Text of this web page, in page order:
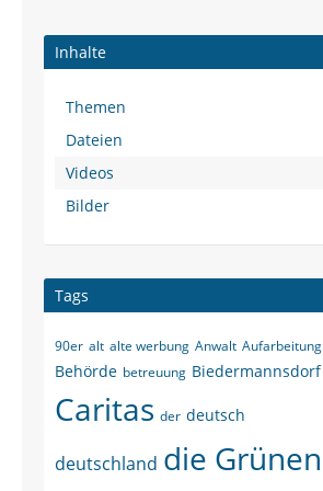
Inhalte
Themen
Dateien
Videos
Bilder
Tags
90er alt alte werbung Anwalt Aufarbeitung
Behörde betreuung Biedermannsdorf
Caritas der deutsch
deutschland die Grünen